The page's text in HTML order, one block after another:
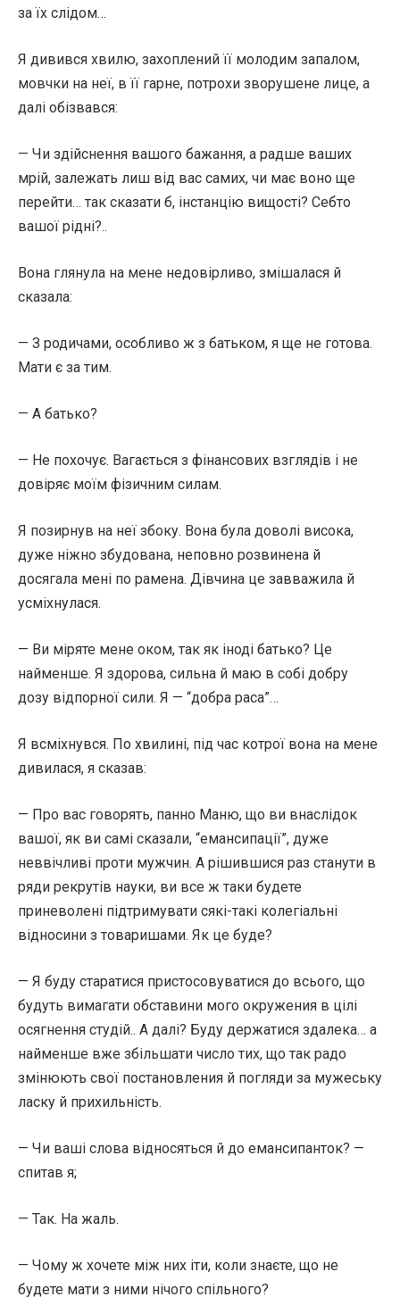
за їх слідом…
Я дивився хвилю, захоплений її молодим запалом,
мовчки на неї, в її гарне, потрохи зворушене лице, а
далі обізвався:
— Чи здійснення вашого бажання, а радше ваших
мрій, залежать лиш від вас самих, чи має воно ще
перейти… так сказати б, інстанцію вищості? Себто
вашої рідні?..
Вона глянула на мене недовірливо, змішалася й
сказала:
— З родичами, особливо ж з батьком, я ще не готова.
Мати є за тим.
— А батько?
— Не похочує. Вагається з фінансових взглядів і не
довіряє моїм фізичним силам.
Я позирнув на неї збоку. Вона була доволі висока,
дуже ніжно збудована, неповно розвинена й
досягала мені по рамена. Дівчина це завважила й
усміхнулася.
— Ви міряте мене оком, так як іноді батько? Це
найменше. Я здорова, сильна й маю в собі добру
дозу відпорної сили. Я — “добра раса”…
Я всміхнувся. По хвилині, під час котрої вона на мене
дивилася, я сказав:
— Про вас говорять, панно Маню, що ви внаслідок
вашої, як ви самі сказали, “емансипації”, дуже
неввічливі проти мужчин. А рішившися раз станути в
ряди рекрутів науки, ви все ж таки будете
приневолені підтримувати сякі-такі колегіальні
відносини з товаришами. Як це буде?
— Я буду старатися пристосовуватися до всього, що
будуть вимагати обставини мого окружения в цілі
осягнення студій.. А далі? Буду держатися здалека… а
найменше вже збільшати число тих, що так радо
змінюють свої постановления й погляди за мужеську
ласку й прихильність.
— Чи ваші слова відносяться й до емансипанток? —
спитав я;
— Так. На жаль.
— Чому ж хочете між них іти, коли знаєте, що не
будете мати з ними нічого спільного?